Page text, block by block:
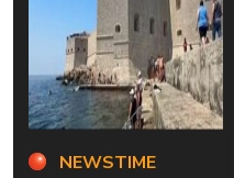
NEWSTIME